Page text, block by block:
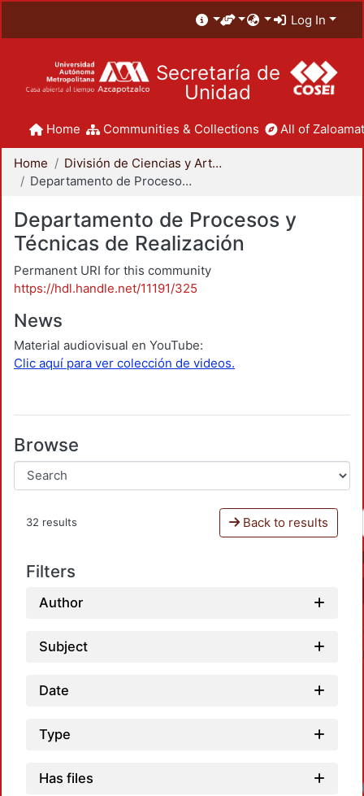
Log In
Secretaría de
Unidad
Home Communities & Collections All of
Home
División de Ciencias y Artes para el Diseño
Departamento de Procesos y Técnicas de Realización
Departamento de Procesos y
Técnicas de Realización
Permanent URI for this community
https://hdl.handle.net/11191/325
News
Material audiovisual en YouTube:
Clic aquí para ver colección de videos.
Browse
32 results Back to results
Filters
Author
Subject
Date
Type
Has files